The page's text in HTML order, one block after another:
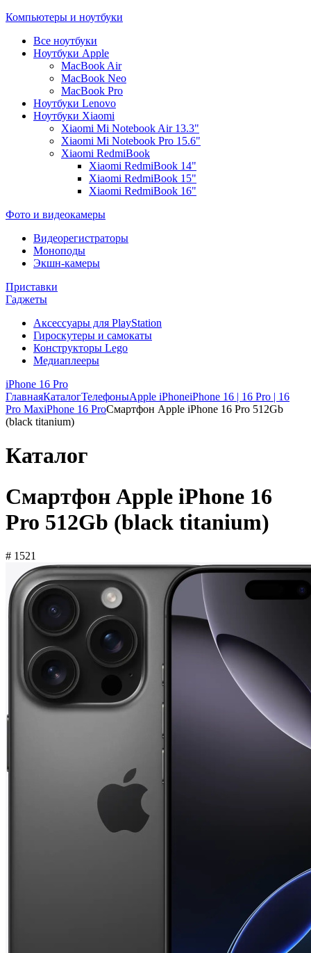
Компьютеры и ноутбуки
Все ноутбуки
Ноутбуки Apple
MacBook Air
MacBook Neo
MacBook Pro
Ноутбуки Lenovo
Ноутбуки Xiaomi
Xiaomi Mi Notebook Air 13.3"
Xiaomi Mi Notebook Pro 15.6"
Xiaomi RedmiBook
Xiaomi RedmiBook 14"
Xiaomi RedmiBook 15"
Xiaomi RedmiBook 16"
Фото и видеокамеры
Видеорегистраторы
Моноподы
Экшн-камеры
Приставки
Гаджеты
Аксессуары для PlayStation
Гироскутеры и самокаты
Конструкторы Lego
Медиаплееры
iPhone 16 Pro
ГлавнаяКаталогТелефоныApple iPhoneiPhone 16 | 16 Pro | 16
Pro MaxiPhone 16 ProСмартфон Apple iPhone 16 Pro 512Gb
(black titanium)
Каталог
Смартфон Apple iPhone 16
Pro 512Gb (black titanium)
# 1521